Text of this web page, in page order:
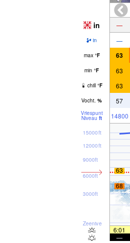
in —
in —
max °F 63
min °F 63
chill °F 63
Vocht. % 57
Vriespunt
Niveau ft 14800
Zeeniveau
3000ft
6000ft
9000ft
12000ft
15000ft
63
68
6:01
—